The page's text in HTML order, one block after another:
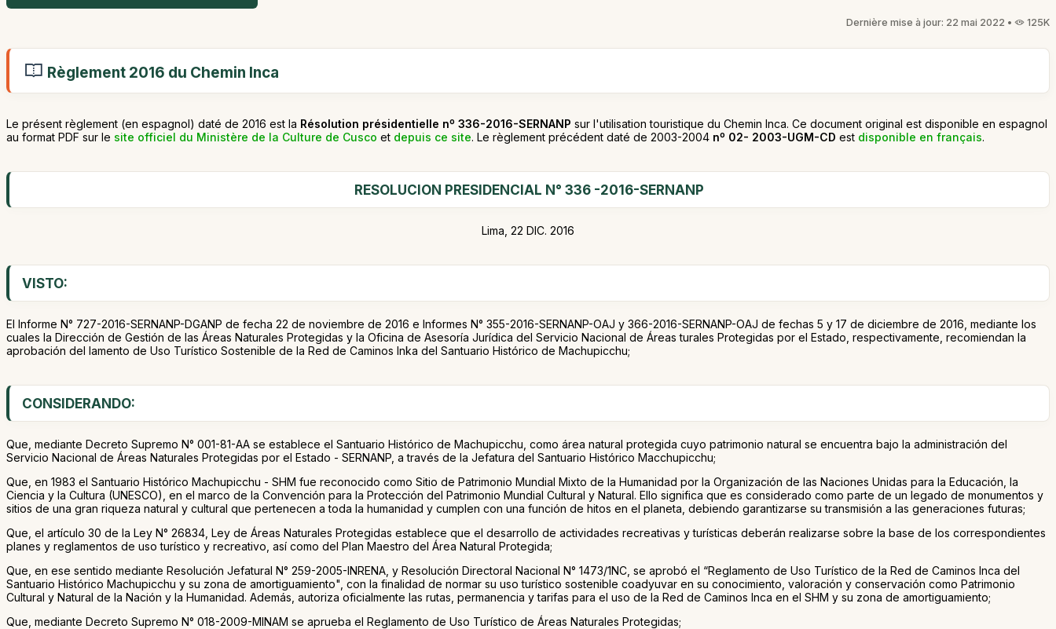
Dernière mise à jour: 22 mai 2022 • 125K
Règlement 2016 du Chemin Inca
Le présent règlement (en espagnol) daté de 2016 est la Résolution présidentielle nº 336-2016-SERNANP sur l'utilisation touristique du Chemin Inca. Ce document original est disponible en espagnol
au format PDF sur le site officiel du Ministère de la Culture de Cusco et depuis ce site. Le règlement précédent daté de 2003-2004 nº 02- 2003-UGM-CD est disponible en français.
RESOLUCION PRESIDENCIAL N° 336 -2016-SERNANP
Lima, 22 DIC. 2016
VISTO:
El Informe N° 727-2016-SERNANP-DGANP de fecha 22 de noviembre de 2016 e Informes N° 355-2016-SERNANP-OAJ y 366-2016-SERNANP-OAJ de fechas 5 y 17 de diciembre de 2016, mediante los
cuales la Dirección de Gestión de las Áreas Naturales Protegidas y la Oficina de Asesoría Jurídica del Servicio Nacional de Áreas turales Protegidas por el Estado, respectivamente, recomiendan la
aprobación del lamento de Uso Turístico Sostenible de la Red de Caminos Inka del Santuario Histórico de Machupicchu;
CONSIDERANDO:
Que, mediante Decreto Supremo N° 001-81-AA se establece el Santuario Histórico de Machupicchu, como área natural protegida cuyo patrimonio natural se encuentra bajo la administración del
Servicio Nacional de Áreas Naturales Protegidas por el Estado - SERNANP, a través de la Jefatura del Santuario Histórico Macchupicchu;
Que, en 1983 el Santuario Histórico Machupicchu - SHM fue reconocido como Sitio de Patrimonio Mundial Mixto de la Humanidad por la Organización de las Naciones Unidas para la Educación, la
Ciencia y la Cultura (UNESCO), en el marco de la Convención para la Protección del Patrimonio Mundial Cultural y Natural. Ello significa que es considerado como parte de un legado de monumentos y
sitios de una gran riqueza natural y cultural que pertenecen a toda la humanidad y cumplen con una función de hitos en el planeta, debiendo garantizarse su transmisión a las generaciones futuras;
Que, el artículo 30 de la Ley N° 26834, Ley de Áreas Naturales Protegidas establece que el desarrollo de actividades recreativas y turísticas deberán realizarse sobre la base de los correspondientes
planes y reglamentos de uso turístico y recreativo, así como del Plan Maestro del Área Natural Protegida;
Que, en ese sentido mediante Resolución Jefatural N° 259-2005-INRENA, y Resolución Directoral Nacional N° 1473/1NC, se aprobó el “Reglamento de Uso Turístico de la Red de Caminos Inca del
Santuario Histórico Machupicchu y su zona de amortiguamiento", con la finalidad de normar su uso turístico sostenible coadyuvar en su conocimiento, valoración y conservación como Patrimonio
Cultural y Natural de la Nación y la Humanidad. Además, autoriza oficialmente las rutas, permanencia y tarifas para el uso de la Red de Caminos Inca en el SHM y su zona de amortiguamiento;
Que, mediante Decreto Supremo N° 018-2009-MINAM se aprueba el Reglamento de Uso Turístico de Áreas Naturales Protegidas;